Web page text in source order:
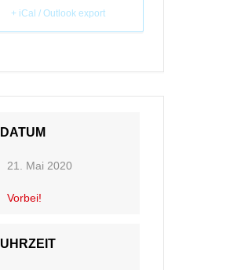
+ iCal / Outlook export
DATUM
21. Mai 2020
Vorbei!
UHRZEIT